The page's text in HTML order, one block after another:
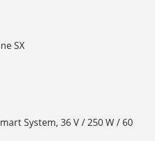
SX
System, 36 V / 250 W / 60